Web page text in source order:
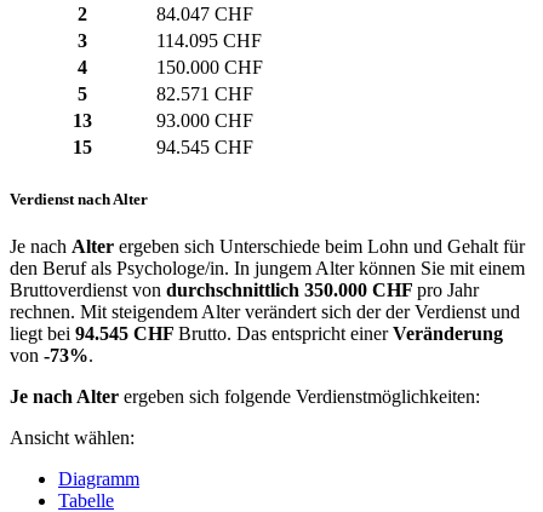
2
84.047 CHF
3
114.095 CHF
4
150.000 CHF
5
82.571 CHF
13
93.000 CHF
15
94.545 CHF
Verdienst nach Alter
Je nach Alter ergeben sich Unterschiede beim Lohn und Gehalt für
den Beruf als Psychologe/in. In jungem Alter können Sie mit einem
Bruttoverdienst von durchschnittlich 350.000 CHF pro Jahr
rechnen. Mit steigendem Alter verändert sich der der Verdienst und
liegt bei 94.545 CHF Brutto. Das entspricht einerVeränderung
von -73%.
Je nach Alter ergeben sich folgende Verdienstmöglichkeiten:
Ansicht wählen:
Diagramm
Tabelle